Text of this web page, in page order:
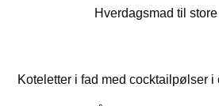
Hverdagsmad til
Koteletter i fad med cocktailpølser i